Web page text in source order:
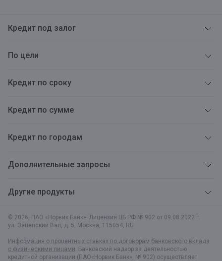
© 2026, ПАО «Норвик Банк». Лицензия ЦБ РФ № 902 от 09.08.2022 г.
ул. Зацепский Вал, д. 5, Москва, 115054, RU
Информация о процентных ставках по договорам банковского вклада
с физическими лицами. Банковский надзор за деятельностью
кредитной организации (ПАО«Норвик Банк», № 902) осуществляет
Кредит под залог
По цели
Кредит по сроку
Кредит по сумме
Кредит по городам
Дополнительные запросы
Другие продукты